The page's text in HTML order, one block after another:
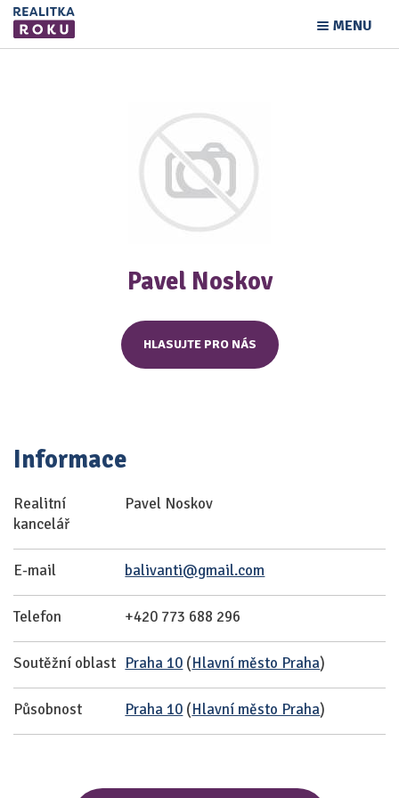
MENU
Pavel Noskov
HLASUJTE PRO NÁS
Informace
Realitní
kancelář
Pavel Noskov
E-mail balivanti@gmail.com
Telefon +420 773 688 296
Soutěžní oblast Praha 10 (Hlavní město Praha)
Působnost Praha 10 (Hlavní město Praha)